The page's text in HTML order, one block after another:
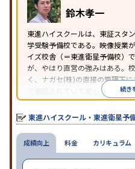
鈴木孝一
東進ハイスクールは、東証スタ
学受験予備校である。映像授業
イズ校舎（＝東進衛星予備校）
が、やはり直営の強みはある。
く、ナガセ(株)の直接の管理下
で徹底されていて安心できる。
東進衛星予備校は、運営会社に
なる。体験授業では、授業のみ
校舎雰囲気、校舎での合格実績
続き
東進ハイスクール・東進衛星予
成績向上 料金 カリキュラム